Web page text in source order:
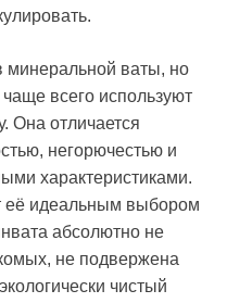
минеральной ваты, но
всего используют
Она отличается
негорючестью и
характеристиками.
её идеальным выбором
абсолютно не
не подвержена
чистый